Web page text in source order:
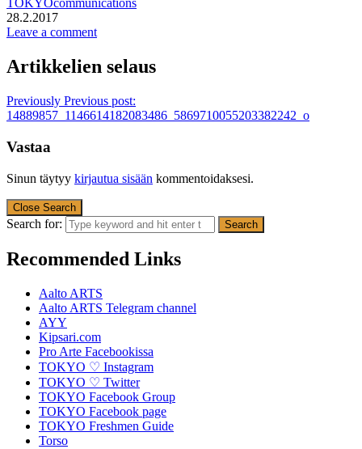
TOKYOcommunications
28.2.2017
Leave a comment
Artikkelien selaus
Previously Previous post:
14889857_1146614182083486_5869710055203382242_o
Vastaa
Sinun täytyy kirjautua sisään kommentoidaksesi.
Close Search
Search for:
Recommended Links
Aalto ARTS
Aalto ARTS Telegram channel
AYY
Kipsari.com
Pro Arte Facebookissa
TOKYO ♡ Instagram
TOKYO ♡ Twitter
TOKYO Facebook Group
TOKYO Facebook page
TOKYO Freshmen Guide
Torso